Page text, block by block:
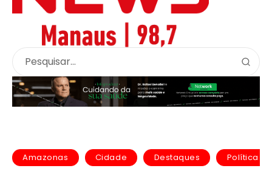
Amazonas Cidade Destaques Política